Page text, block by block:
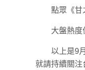
點眾《甘
大盤熱度
以上是9
就請持續關注